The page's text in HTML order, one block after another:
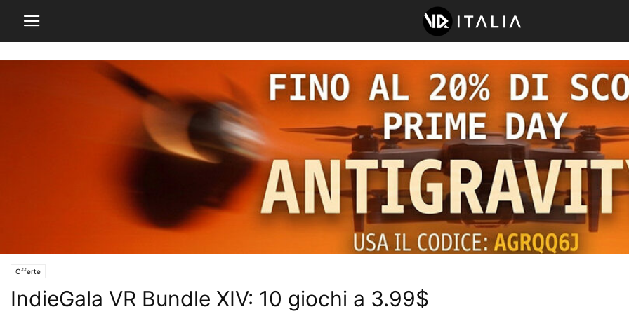
Offerte
IndieGala VR Bundle XIV: 10 giochi a 3.99$